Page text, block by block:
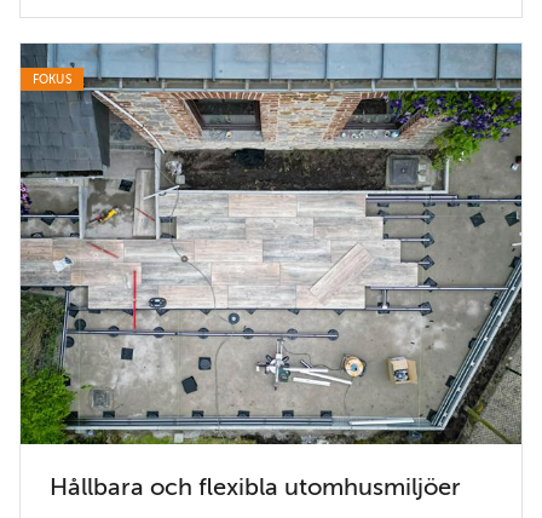
FOKUS
Hållbara och flexibla utomhusmiljöer